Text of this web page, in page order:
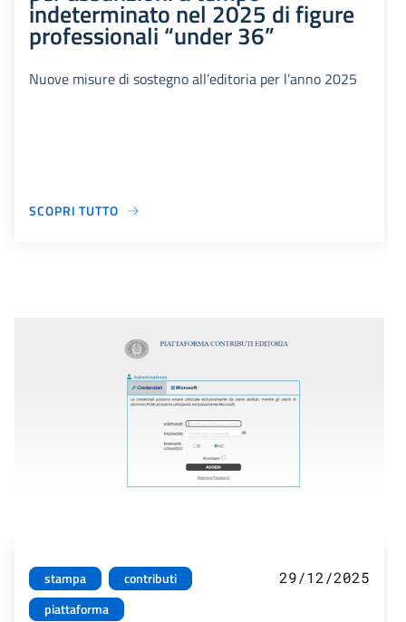
indeterminato nel 2025 di figure
professionali “under 36”
Nuove misure di sostegno all’editoria per l’anno 2025
SCOPRI TUTTO
stampa
contributi
piattaforma
29/12/2025